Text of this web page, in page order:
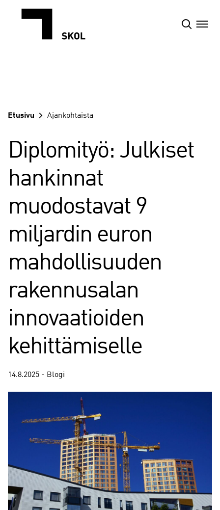
sisältöön
Etusivu Ajankohtaista
Diplomityö: Julkiset
hankinnat
muodostavat 9
miljardin euron
mahdollisuuden
rakennusalan
innovaatioiden
kehittämiselle
14.8.2025 - Blogi